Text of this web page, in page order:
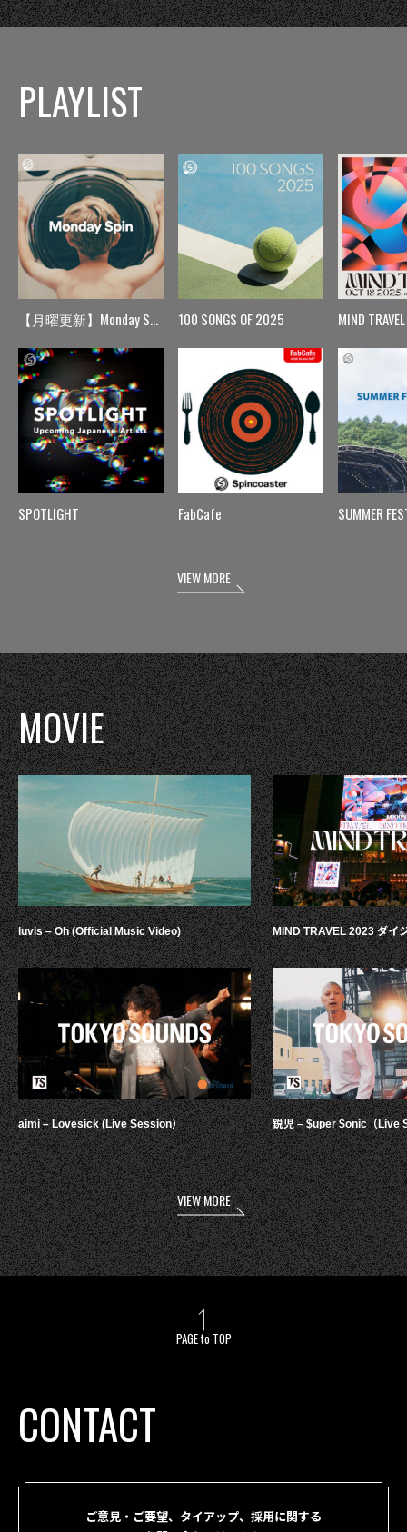
PLAYLIST
【月曜更新】Monday Spin
SPOTLIGHT
100 SONGS OF 2025
FabCafe
MIND TRAVEL
SUMMER
VIEW MORE
MOVIE
luvis – Oh (Official Music Video)
aimi – Lovesick (Live Session）
MIND TRAVEL 2023 ダイ
鋭児 – $uper $onic（Live
VIEW MORE
PAGE to TOP
CONTACT
ご意見・ご要望、タイアップ、採用に関する